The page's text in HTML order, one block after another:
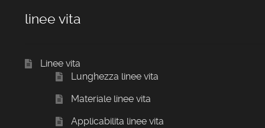
linee vita
Linee vita
Lunghezza linee vita
Materiale linee vita
Applicabilita linee vita